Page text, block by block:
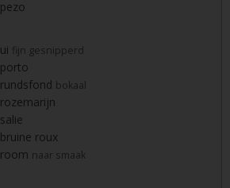
pezo
ui fijn gesnipperd
porto
rundsfond bokaal
rozemarijn
salie
bruine roux
room naar smaak